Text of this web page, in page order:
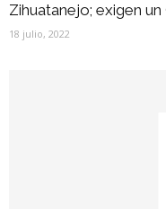
Zihuatanejo; exigen un
18 julio, 2022